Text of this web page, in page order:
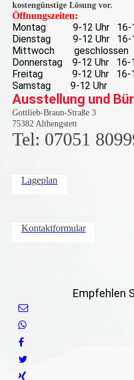
kostengünstige Lösung vor.
Öffnungszeiten:
Montag 9-12 Uhr 16-
Dienstag 9-12 Uhr 16-
Mittwoch geschlossen
Donnerstag 9-12 Uhr 16-
Freitag 9-12 Uhr 16-
Samstag 9-12 Uhr
Ausstellung und
Gottlieb-Braun-Straße 3
75382 Althengstett
Tel: 07051
Lageplan
Kontaktformular
Empfehlen